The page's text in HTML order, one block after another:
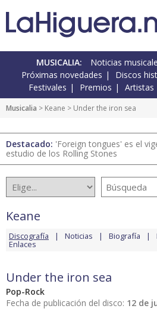
MUSICALIA: Noticias
Próximas novedades
Discos
Festivales
Premios Artistas
Musicalia > Keane > Under the iron sea
Destacado: 'Foreign tongues' es el
estudio de los Rolling Stones
Keane
Discografía Noticias Biografía
Enlaces
Under the iron sea
Pop-Rock
Fecha de publicación del disco: 12 de